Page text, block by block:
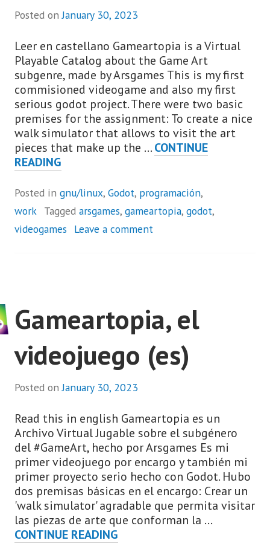
Posted onJanuary 30, 2023
Leer en castellano Gameartopia is a Virtual
Playable Catalog about the Game Art
subgenre, made by Arsgames This is my first
commisioned videogame and also my first
serious godot project. There were two basic
premises for the assignment: To create a nice
walk simulator that allows to visit the art
pieces that make up the …CONTINUE
READING
THE
VIDEOGAME
(EN)
Posted in gnu/linux, Godot, programación,
work Tagged arsgames, gameartopia, godot,
videogames
Leave a comment
Gameartopia, el
videojuego (es)
Posted onJanuary 30, 2023
Read this in english Gameartopia es un
Archivo Virtual Jugable sobre el subgénero
del #GameArt, hecho por Arsgames Es mi
primer videojuego por encargo y también mi
primer proyecto serio hecho con Godot. Hubo
dos premisas básicas en el encargo: Crear un
'walk simulator' agradable que permita visitar
las piezas de arte que conforman la …
CONTINUE READING